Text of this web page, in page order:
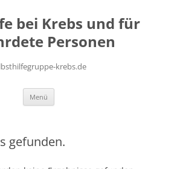
bei Krebs und für
Personen
krebs.de
Menü
gefunden.